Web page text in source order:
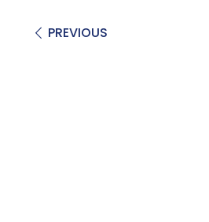
PREVIOUS